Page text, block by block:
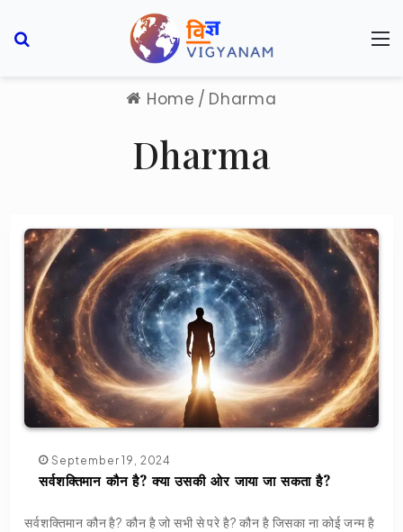
Home / Dharma
Dharma
September 19, 2024
सर्वशक्तिमान कौन है? क्या उसकी ओर जाया जा सकता है?
सर्वशक्तिमान कौन है? कौन है जो सभी से परे है? कौन है जिसका ना कोई जन्म है